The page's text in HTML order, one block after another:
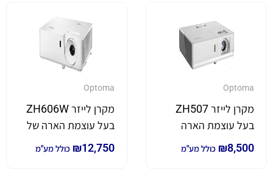
Optoma
מקרן לייזר ZH507
בעל עוצמת הארה
גבוהה במיוחד
₪8,500 כולל מע"מ
Optoma
מקרן לייזר ZH606W
בעל עוצמת הארה של
6,000 לומן ₪12,750 כולל מע"מ